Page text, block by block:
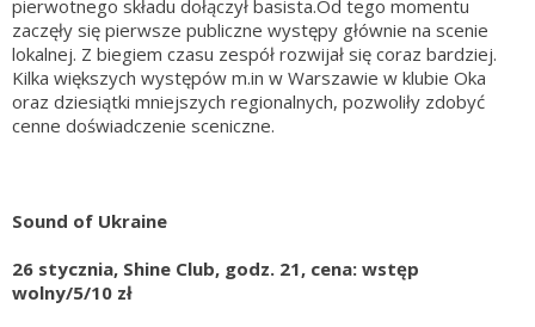
pierwotnego składu dołączył basista.Od tego momentu
zaczęły się pierwsze publiczne występy głównie na scenie
lokalnej. Z biegiem czasu zespół rozwijał się coraz bardziej.
Kilka większych występów m.in w Warszawie w klubie Oka
oraz dziesiątki mniejszych regionalnych, pozwoliły zdobyć
cenne doświadczenie sceniczne.
Sound of Ukraine
26 stycznia, Shine Club, godz. 21, cena: wstęp
wolny/5/10 zł